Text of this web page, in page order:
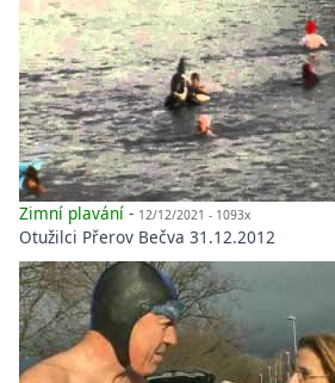
Zimní plavání - 12/12/2021 - 1093x
Otužilci Přerov Bečva 31.12.2012